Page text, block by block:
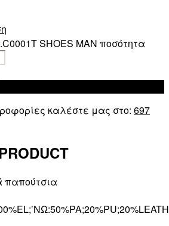
SHOES MAN ποσότητα
καλέστε μας στο: 697
παπούτσια